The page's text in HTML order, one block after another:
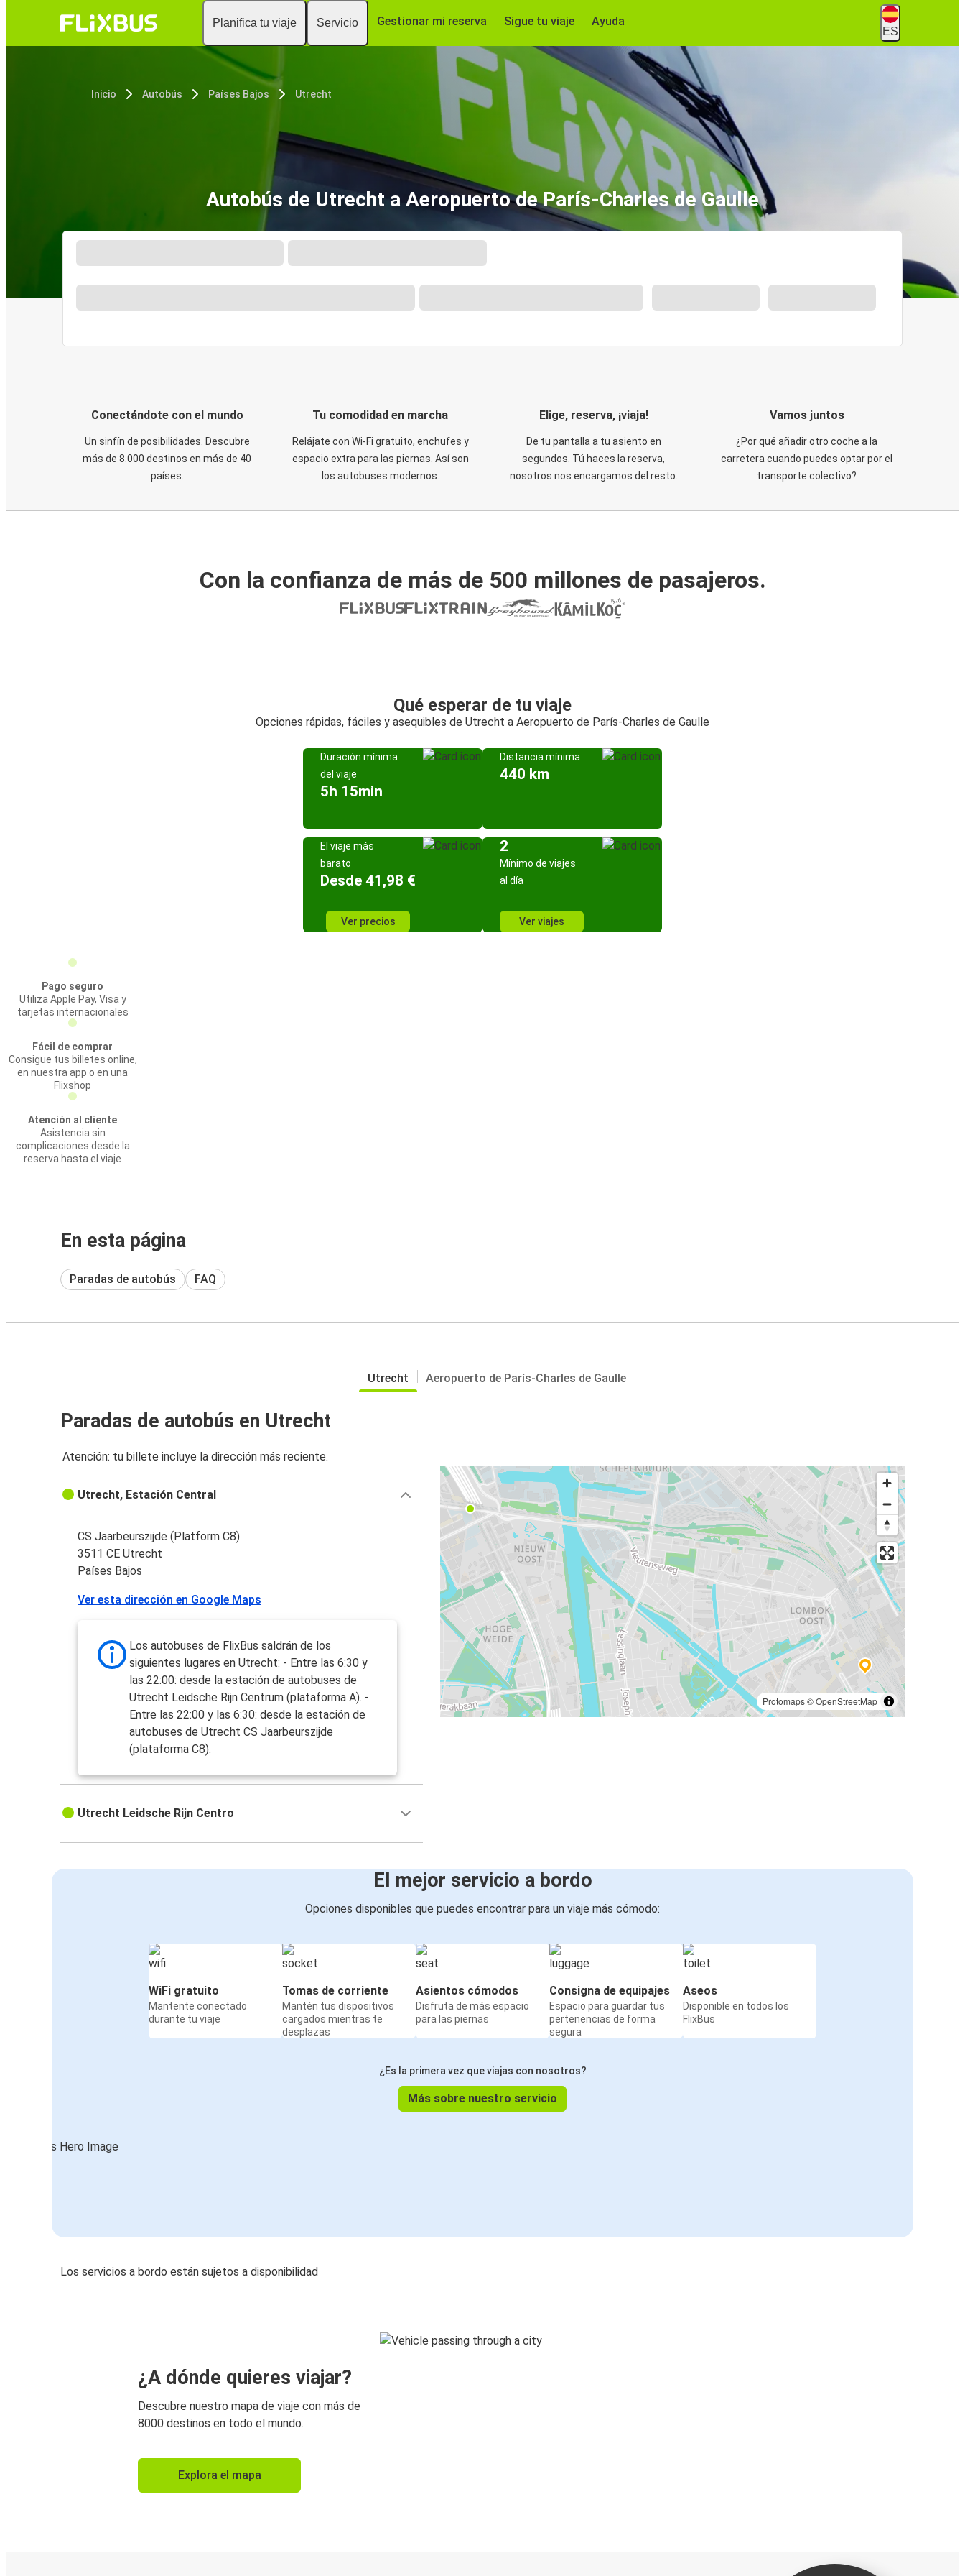
Planifica tu viaje Servicio Gestionar mi reserva Sigue tu viaje Ayuda
ES
Inicio Autobús Países Bajos Utrecht
Autobús de Utrecht a Aeropuerto de París-Charles de Gaulle
Conectándote con el mundo
Un sinfín de posibilidades. Descubre
más de 8.000 destinos en más de 40
países.
Tu comodidad en marcha
Relájate con Wi-Fi gratuito, enchufes y
espacio extra para las piernas. Así son
los autobuses modernos.
Elige, reserva, ¡viaja!
De tu pantalla a tu asiento en
segundos. Tú haces la reserva,
nosotros nos encargamos del resto.
Vamos juntos
¿Por qué añadir otro coche a la
carretera cuando puedes optar por el
transporte colectivo?
Con la confianza de más de 500 millones de pasajeros.
Qué esperar de tu viaje
Opciones rápidas, fáciles y asequibles de Utrecht a Aeropuerto de París-Charles de Gaulle
Duración mínima
del viaje
5h 15min
Distancia mínima
440 km
El viaje más
barato
Desde 41,98 €
Ver precios
2
Mínimo de viajes
al día
Ver viajes
Pago seguro
Utiliza Apple Pay, Visa y
tarjetas internacionales
Fácil de comprar
Consigue tus billetes online,
en nuestra app o en una
Flixshop
Atención al cliente
Asistencia sin
complicaciones desde la
reserva hasta el viaje
En esta página
Paradas de autobús FAQ
Utrecht Aeropuerto de París-Charles de Gaulle
Paradas de autobús en Utrecht
Atención: tu billete incluye la dirección más reciente.
Protomaps©OpenStreetMap
Utrecht, Estación Central
CS Jaarbeurszijde (Platform C8)
3511 CE Utrecht
Países Bajos
Ver esta dirección en Google Maps
Los autobuses de FlixBus saldrán de los
siguientes lugares en Utrecht: - Entre las 6:30 y
las 22:00: desde la estación de autobuses de
Utrecht Leidsche Rijn Centrum (plataforma A). -
Entre las 22:00 y las 6:30: desde la estación de
autobuses de Utrecht CS Jaarbeurszijde
(plataforma C8).
Utrecht Leidsche Rijn Centro
El mejor servicio a bordo
Opciones disponibles que puedes encontrar para un viaje más cómodo:
WiFi gratuito
Mantente conectado
durante tu viaje
Tomas de corriente
Mantén tus dispositivos
cargados mientras te
desplazas
Asientos cómodos
Disfruta de más espacio
para las piernas
Consigna de equipajes
Espacio para guardar tus
pertenencias de forma
segura
Aseos
Disponible en todos los
FlixBus
¿Es la primera vez que viajas con nosotros?
Más sobre nuestro servicio
Los servicios a bordo están sujetos a disponibilidad
¿A dónde quieres viajar?
Descubre nuestro mapa de viaje con más de
8000 destinos en todo el mundo.
Explora el mapa